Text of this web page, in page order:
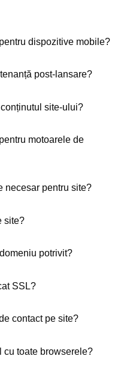
dispozitive mobile?
post-lansare?
site-ului?
motoarele de
necesar pentru site?
site?
potrivit?
SSL?
contact pe site?
cu toate browserele?